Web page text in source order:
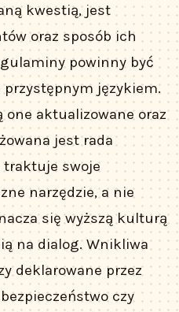
kwestią, jest
oraz sposób ich
powinny być
przystępnym językiem.
one aktualizowane oraz
jest rada
traktuje swoje
narzędzie, a nie
się wyższą kulturą
na dialog. Wnikliwa
deklarowane przez
czy